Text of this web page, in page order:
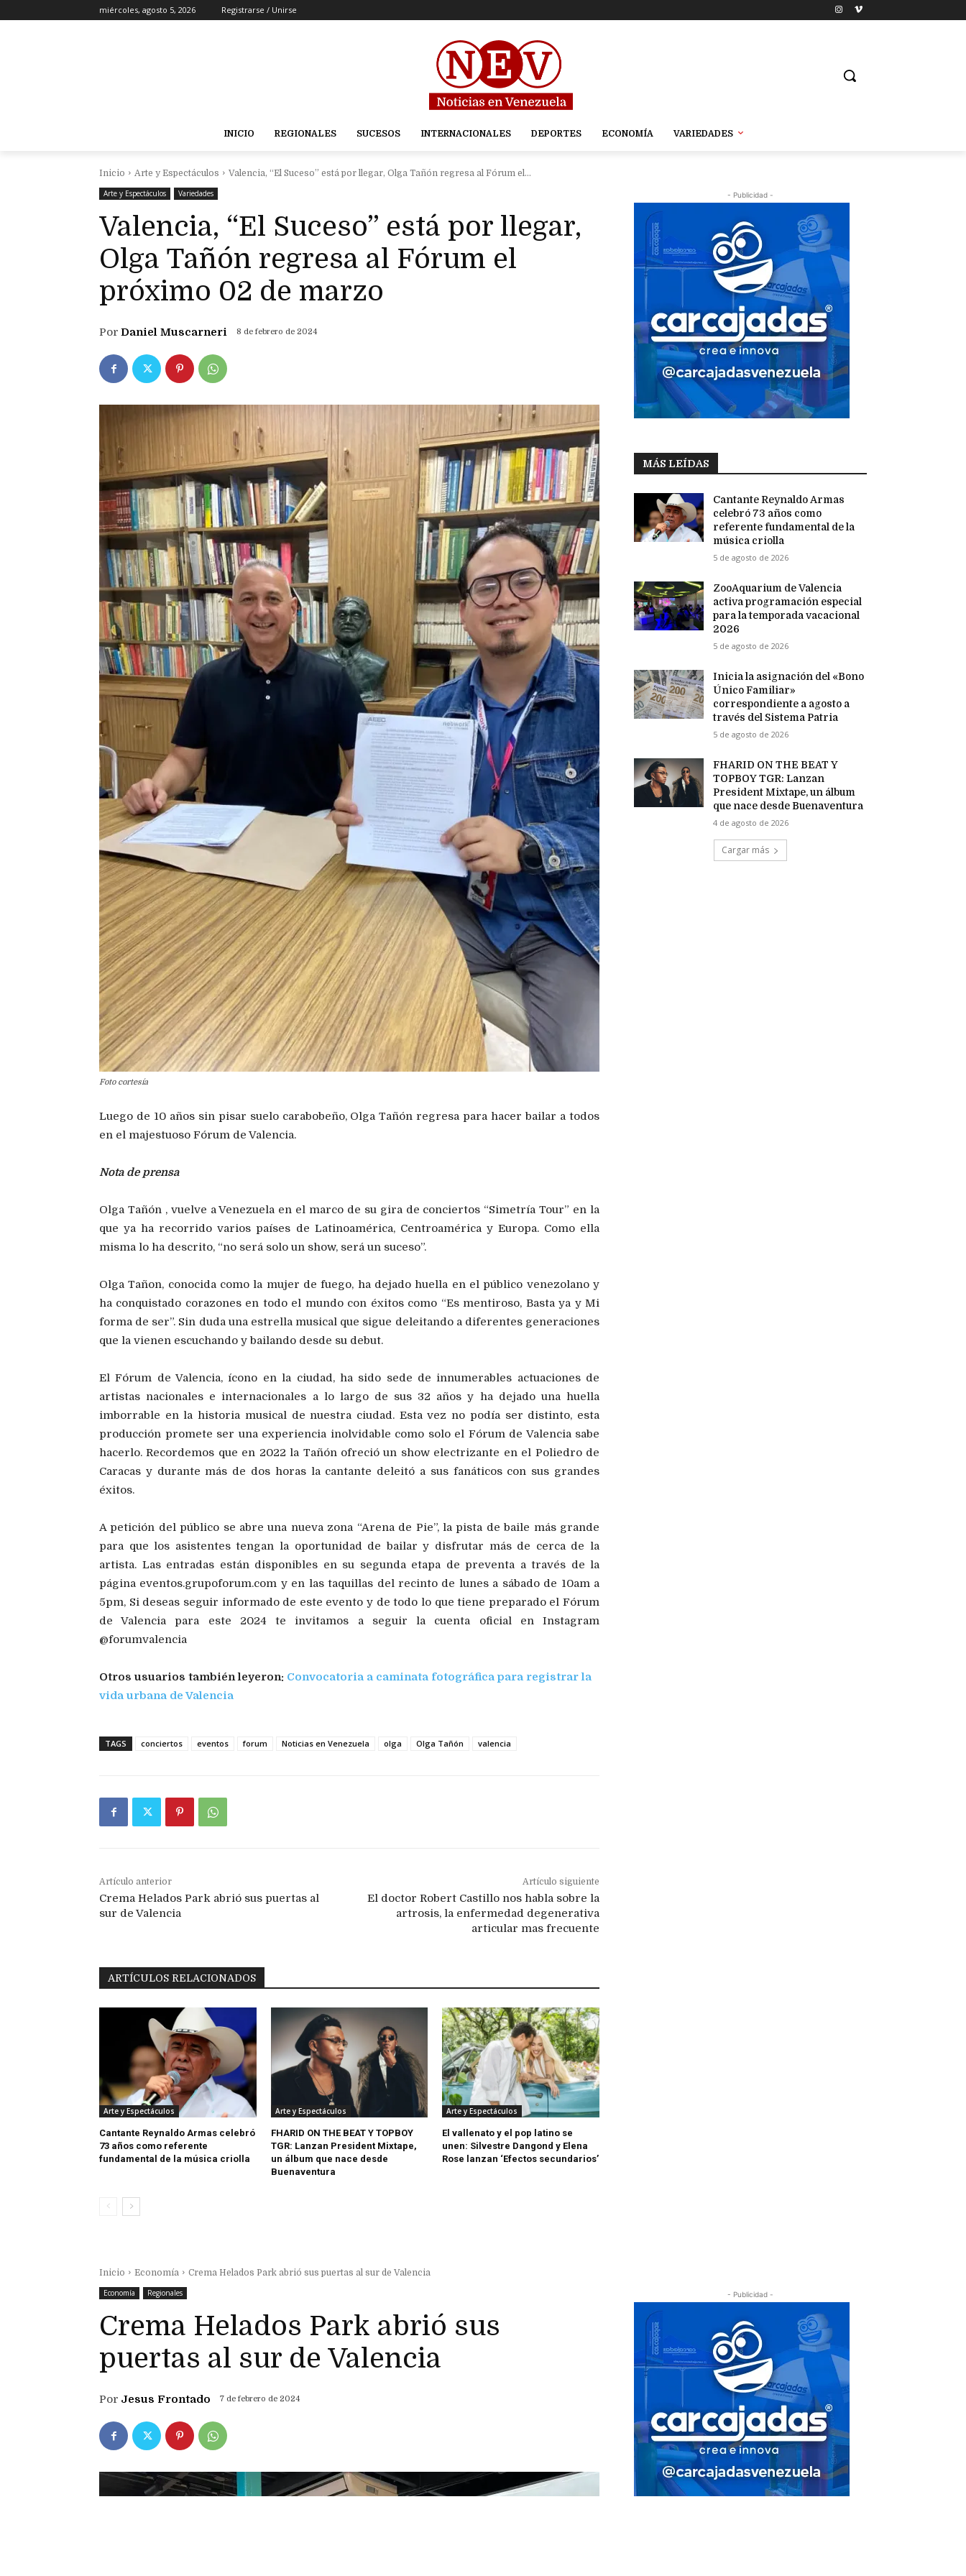
miércoles, agosto 5, 2026 Registrarse / Unirse
INICIO REGIONALES SUCESOS INTERNACIONALES DEPORTES ECONOMÍA VARIEDADES
Inicio Arte y Espectáculos
Valencia, “El Suceso” está por llegar, Olga Tañón regresa al Fórum el...
Arte y Espectáculos
Variedades
Valencia, “El Suceso” está por llegar,
Olga Tañón regresa al Fórum el
próximo 02 de marzo
Por Daniel Muscarneri 8 de febrero de 2024
Foto cortesía
Luego de 10 años sin pisar suelo carabobeño, Olga Tañón regresa para hacer bailar a todos
en el majestuoso Fórum de Valencia.
Nota de prensa
Olga Tañón , vuelve a Venezuela en el marco de su gira de conciertos “Simetría Tour” en la
que ya ha recorrido varios países de Latinoamérica, Centroamérica y Europa. Como ella
misma lo ha descrito, “no será solo un show, será un suceso”.
Olga Tañon, conocida como la mujer de fuego, ha dejado huella en el público venezolano y
ha conquistado corazones en todo el mundo con éxitos como “Es mentiroso, Basta ya y Mi
forma de ser”. Sin duda una estrella musical que sigue deleitando a diferentes generaciones
que la vienen escuchando y bailando desde su debut.
El Fórum de Valencia, ícono en la ciudad, ha sido sede de innumerables actuaciones de
artistas nacionales e internacionales a lo largo de sus 32 años y ha dejado una huella
imborrable en la historia musical de nuestra ciudad. Esta vez no podía ser distinto, esta
producción promete ser una experiencia inolvidable como solo el Fórum de Valencia sabe
hacerlo. Recordemos que en 2022 la Tañón ofreció un show electrizante en el Poliedro de
Caracas y durante más de dos horas la cantante deleitó a sus fanáticos con sus grandes
éxitos.
A petición del público se abre una nueva zona “Arena de Pie”, la pista de baile más grande
para que los asistentes tengan la oportunidad de bailar y disfrutar más de cerca de la
artista. Las entradas están disponibles en su segunda etapa de preventa a través de la
página eventos.grupoforum.com y en las taquillas del recinto de lunes a sábado de 10am a
5pm, Si deseas seguir informado de este evento y de todo lo que tiene preparado el Fórum
de Valencia para este 2024 te invitamos a seguir la cuenta oficial en Instagram
@forumvalencia
Otros usuarios también leyeron: Convocatoria a caminata fotográfica para registrar la
vida urbana de Valencia
TAGS conciertos eventos forum Noticias en Venezuela olga Olga Tañón valencia
Artículo anterior
Crema Helados Park abrió sus puertas al
sur de Valencia
Artículo siguiente
El doctor Robert Castillo nos habla sobre la
artrosis, la enfermedad degenerativa
articular mas frecuente
ARTÍCULOS RELACIONADOS
Arte y Espectáculos
Cantante Reynaldo Armas celebró
73 años como referente
fundamental de la música criolla
Arte y Espectáculos
FHARID ON THE BEAT Y TOPBOY
TGR: Lanzan President Mixtape,
un álbum que nace desde
Buenaventura
Arte y Espectáculos
El vallenato y el pop latino se
unen: Silvestre Dangond y Elena
Rose lanzan ‘Efectos secundarios’
- Publicidad -
MÁS LEÍDAS
Cantante Reynaldo Armas
celebró 73 años como
referente fundamental de la
música criolla
5 de agosto de 2026
ZooAquarium de Valencia
activa programación especial
para la temporada vacacional
2026
5 de agosto de 2026
Inicia la asignación del «Bono
Único Familiar»
correspondiente a agosto a
través del Sistema Patria
5 de agosto de 2026
FHARID ON THE BEAT Y
TOPBOY TGR: Lanzan
President Mixtape, un álbum
que nace desde Buenaventura
4 de agosto de 2026
Cargar más